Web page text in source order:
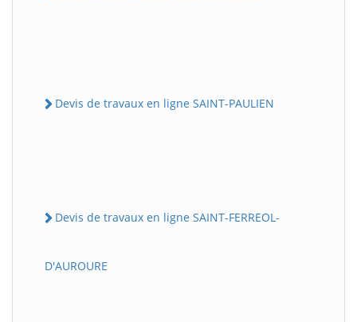
Devis de travaux en ligne SAINT-PAULIEN
Devis de travaux en ligne SAINT-FERREOL-
D'AUROURE